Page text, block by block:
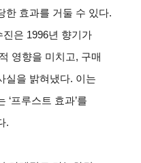
한 효과를 거둘 수 있다.
은 1996년 향기가
영향을 미치고, 구매
실을 밝혀냈다. 이는
‘프루스트 효과’를
.